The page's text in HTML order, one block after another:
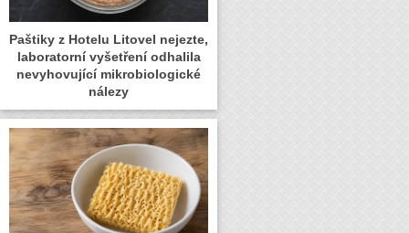
Paštiky z Hotelu Litovel nejezte,
laboratorní vyšetření odhalila
nevyhovující mikrobiologické
nálezy